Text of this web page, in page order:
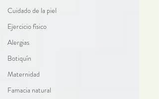
Cuidado de la piel
Ejercicio físico
Alergias
Botiquín
Maternidad
Famacia natural